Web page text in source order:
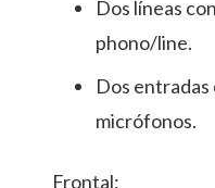
Dos líneas
phono/line.
Dos entradas
micrófonos.
Frontal: